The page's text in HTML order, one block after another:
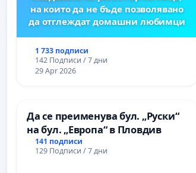
на които да не бъде позволявано
да отглеждат домашни любимци
1 733 подписи
142 Подписи / 7 дни
29 Apr 2026
Да се преименува бул. „Руски“
на бул. „Европа“ в Пловдив
141 подписи
129 Подписи / 7 дни